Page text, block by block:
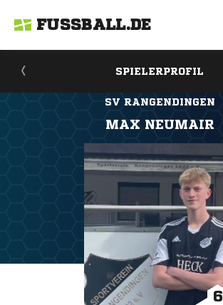
FUSSBALL.DE
SPIELERPROFIL
SV RANGENDINGEN
MAX NEUMAIR
6